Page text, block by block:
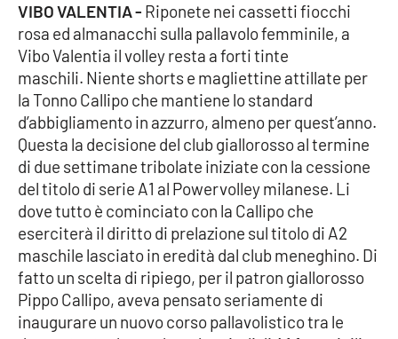
Meteo
Editoriali
VIDEO
Ambiente
Cronaca
Cultura
Economia e Lavoro
VIBO VALENTIA - Riponete nei cassetti fiocchi
rosa ed almanacchi sulla pallavolo femminile, a
Vibo Valentia il volley resta a forti tinte
maschili. Niente shorts e magliettine attillate per
la Tonno Callipo che mantiene lo standard
d’abbigliamento in azzurro, almeno per quest’anno.
Questa la decisione del club giallorosso al termine
di due settimane tribolate iniziate con la cessione
del titolo di serie A1 al Powervolley milanese. Li
dove tutto è cominciato con la Callipo che
eserciterà il diritto di prelazione sul titolo di A2
maschile lasciato in eredità dal club meneghino. Di
fatto un scelta di ripiego, per il patron giallorosso
Pippo Callipo, aveva pensato seriamente di
inaugurare un nuovo corso pallavolistico tra le